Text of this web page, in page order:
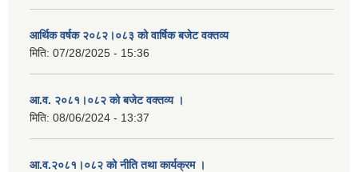
आर्थिक वर्षक २०८२।०८३ को वार्षिक बजेट वक्तव्य
मिति: 07/28/2025 - 15:36
आ.व. २०८१।०८२ को बजेट वक्तव्य ।
मिति: 08/06/2024 - 13:37
आ.व.२०८१।०८२ को नीति तथा कार्यक्रम ।